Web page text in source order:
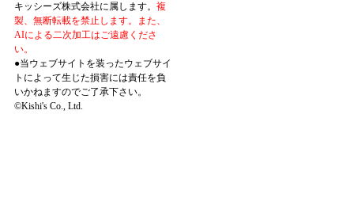
キッシーズ株式会社に属します。 複
製、無断転載を禁止します。また、
AIによる二次加工はご遠慮くださ
い。
●当ウェブサイトを装ったウェブサイ
トによって生じた損害には責任を負
いかねますのでご了承下さい。
©Kishi's Co., Ltd.